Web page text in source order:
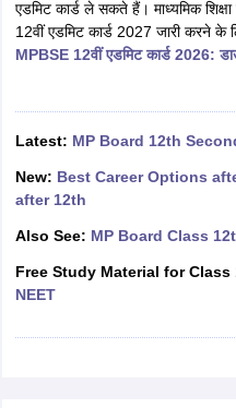
Question Paper 2026TS
Karnataka SSLC UK Board
MP Board 12th
Schools in JaipurSchools in
Schools in Punjab Schools in
Army Public Schools in India
HBSE 12th Syllabus
Class 12 Question Papers
10th SyllabusJAC 10th
for Class 10
International General
एडमिट कार्ड ले सकते हैं। माध्यमिक
12वीं एडमिट कार्ड 2027 जारी करने के
MPBSE 12वीं एडमिट कार्ड 2026:
Latest: MP Board 12th
New: Best Career Options
after 12th
Also See: MP Board Class
Free Study Material for Class
NEET